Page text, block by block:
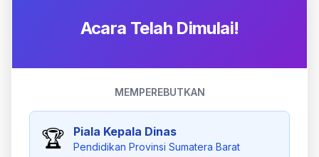
Acara Telah Dimulai!
MEMPEREBUTKAN
🏆 Piala Kepala Dinas
Pendidikan Provinsi Sumatera Barat